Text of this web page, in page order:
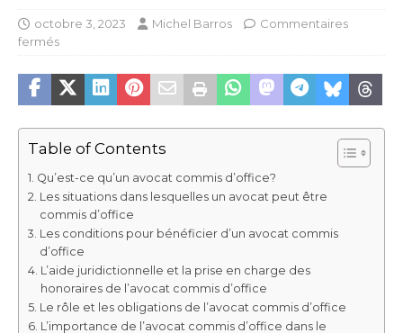
octobre 3, 2023 Michel Barros
Commentaires
fermés
Table of Contents
Qu’est-ce qu’un avocat commis d’office?
Les situations dans lesquelles un avocat peut être
commis d’office
Les conditions pour bénéficier d’un avocat commis
d’office
L’aide juridictionnelle et la prise en charge des
honoraires de l’avocat commis d’office
Le rôle et les obligations de l’avocat commis d’office
L’importance de l’avocat commis d’office dans le